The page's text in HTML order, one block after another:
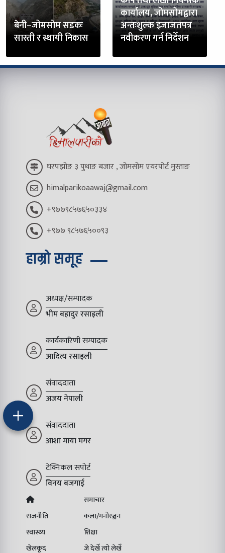
बेनी–जोमसोम सडकः
सास्ती र स्थायी निकास
कार्यालय, जोमसोमद्वारा
अन्तःशुल्क इजाजतपत्र
नवीकरण गर्न निर्देशन
घरपझोङ ३ पुथाङ बजार , जोमसोम एयरपोर्ट मुस्ताङ
himalparikoaawaj@gmail.com
+९७७९८५७६५०३३४
+९७७ ९८५७६५००९३
हाम्रो समूह
अध्यक्ष/सम्पादक
भीम बहादुर रसाइली
कार्यकारिणी सम्पादक
आदित्य रसाइली
संवाददाता
अजय नेपाली
संवाददाता
आशा माया मगर
टेक्निकल सपोर्ट
विनय बजगाई
समाचार
राजनीति
कला/मनोरञ्जन
स्वास्थ्य
शिक्षा
खेलकूद
जे देखेँ त्यो लेखेँ